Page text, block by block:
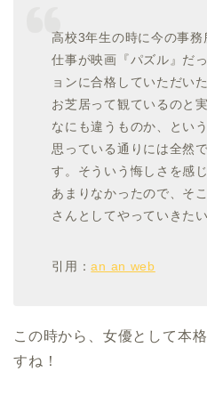
高校3年生の時に今の事
仕事が映画『パズル』だ
ョンに合格していただい
お芝居って観ているのと
なにも違うものか、とい
思っている通りには全然
す。そういう悔しさを感
あまりなかったので、そ
さんとしてやっていきた
引用：an an web
この時から、女優として本
すね！